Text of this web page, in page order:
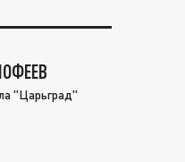
"Царьград"